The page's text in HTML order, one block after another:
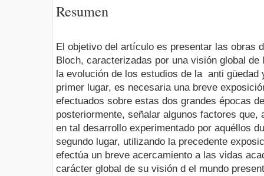
Resumen
El objetivo del artículo es presentar las obras
Bloch, caracterizadas por una visión global
la evolución de los estudios de la anti güedad
primer lugar, es necesaria una breve
efectuados sobre estas dos grandes épocas
posteriormente, señalar algunos factores que,
en tal desarrollo experimentado por aquéllos
segundo lugar, utilizando la precedente
efectúa un breve acercamiento a las vidas
carácter global de su visión d el mundo